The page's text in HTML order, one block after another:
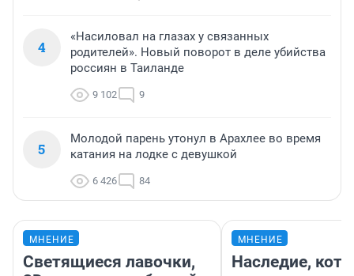
4
«Насиловал на глазах у связанных
родителей». Новый поворот в деле убийства
россиян в Таиланде
9 102 9
5
Молодой парень утонул в Арахлее во время
катания на лодке с девушкой
6 426 84
МНЕНИЕ
Светящиеся лавочки,
МНЕНИЕ
Наследие,